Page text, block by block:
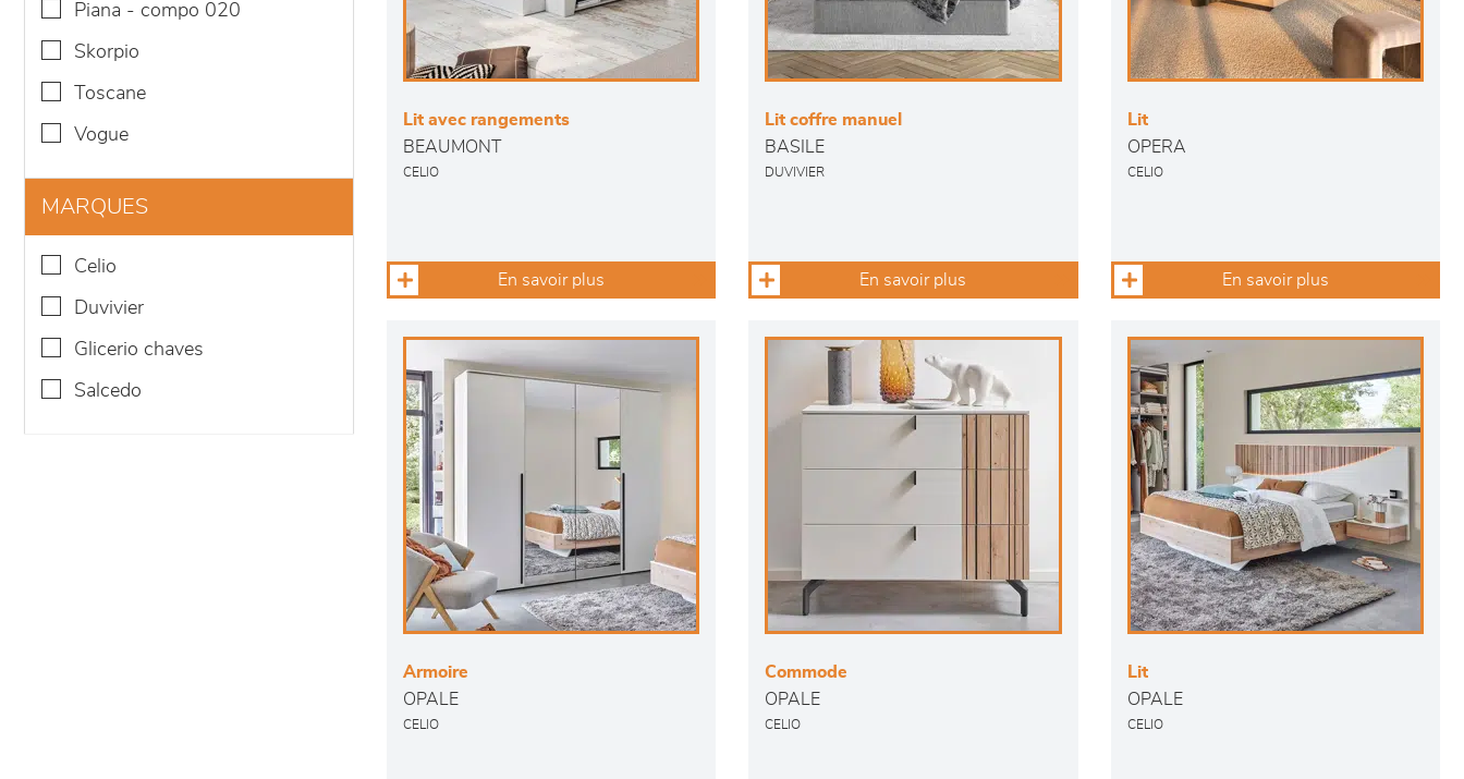
piana - compo 020
skorpio
toscane
vogue
MARQUES
celio
duvivier
glicerio chaves
salcedo
Lit avec rangements
BEAUMONT
CELIO
En savoir plus
Lit coffre manuel
BASILE
DUVIVIER
En savoir plus
Lit
OPERA
CELIO
En savoir plus
Armoire
OPALE
CELIO
Commode
OPALE
CELIO
Lit
OPALE
CELIO